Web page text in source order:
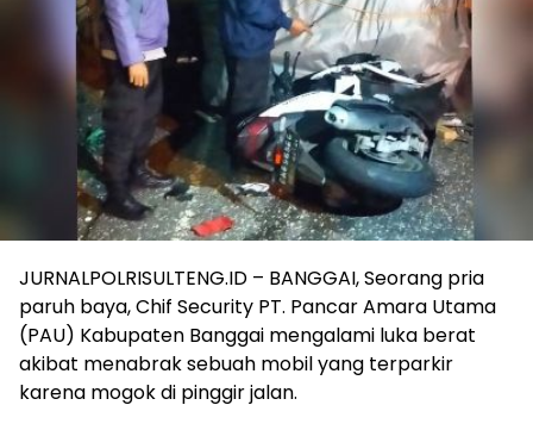
JURNALPOLRISULTENG.ID – BANGGAI, Seorang pria
paruh baya, Chif Security PT. Pancar Amara Utama
(PAU) Kabupaten Banggai mengalami luka berat
akibat menabrak sebuah mobil yang terparkir
karena mogok di pinggir jalan.